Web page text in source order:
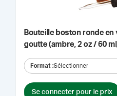
Bouteille boston ronde
goutte (ambre, 2 oz / 60
Format :Sélectionner
Se connecter pour le prix